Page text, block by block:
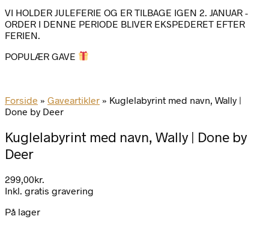
VI HOLDER JULEFERIE OG ER TILBAGE IGEN 2. JANUAR -
ORDER I DENNE PERIODE BLIVER EKSPEDERET EFTER
FERIEN.
POPULÆR GAVE
Forside » Gaveartikler » Kuglelabyrint med navn, Wally |
Done by Deer
Kuglelabyrint med navn, Wally | Done by
Deer
299,00kr.
Inkl. gratis gravering
På lager